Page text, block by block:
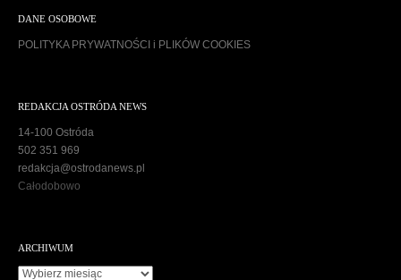
DANE OSOBOWE
POLITYKA PRYWATNOŚCI i PLIKÓW COOKIES
REDAKCJA OSTRÓDA NEWS
14-100 Ostróda
502 351 969
redakcja@ostrodanews.pl
Całodobowo
ARCHIWUM
A